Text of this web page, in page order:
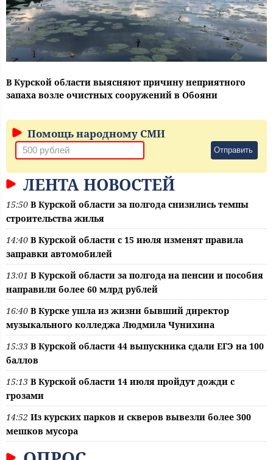
В Курской области выясняют причину неприятного
запаха возле очистных сооружений в Обояни
Помощь народному СМИ
Отправить
ЛЕНТА НОВОСТЕЙ
15:50 В Курской области за полгода снизились темпы
строительства жилья
14:40 В Курской области с 15 июля изменят правила
заправки автомобилей
13:01 В Курской области за полгода на пенсии и пособия
направили более 60 млрд рублей
16:40 В Курске ушла из жизни бывший директор
музыкального колледжа Людмила Чунихина
15:33 В Курской области 44 выпускника сдали ЕГЭ на 100
баллов
15:13 В Курской области 14 июля пройдут дожди с
грозами
14:52 Из курских парков и скверов вывезли более 300
мешков мусора